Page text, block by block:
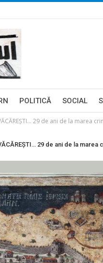
POLITICĂ SOCIAL
VĂCĂREŞTI… 29 de ani de la marea
29 de ani de la marea